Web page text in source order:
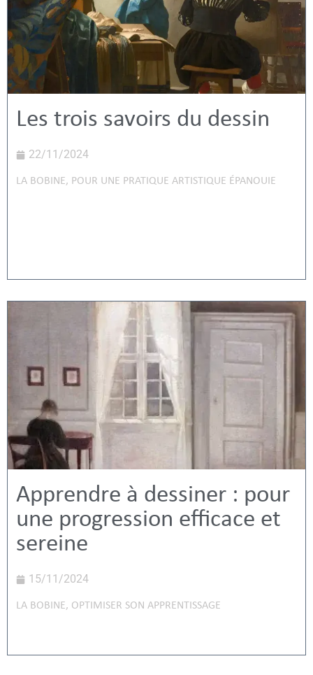
Les trois savoirs du dessin
22/11/2024
LA BOBINE, POUR UNE PRATIQUE ARTISTIQUE ÉPANOUIE
Apprendre à dessiner : pour
une progression efficace et
sereine
15/11/2024
LA BOBINE, OPTIMISER SON APPRENTISSAGE